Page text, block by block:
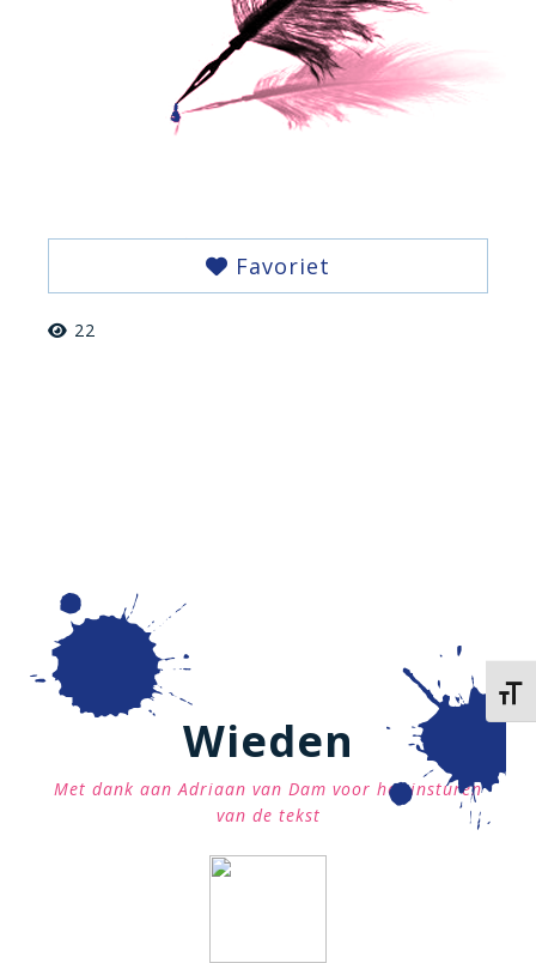
Favoriet
22
Wieden
Met dank aan Adriaan van Dam voor het insturen
van de tekst